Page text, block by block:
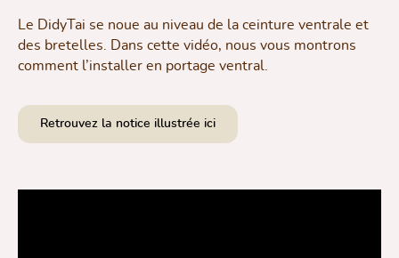
Le DidyTai se noue au niveau de la ceinture ventrale et
des bretelles. Dans cette vidéo, nous vous montrons
comment l’installer en portage ventral.
Retrouvez la notice illustrée ici